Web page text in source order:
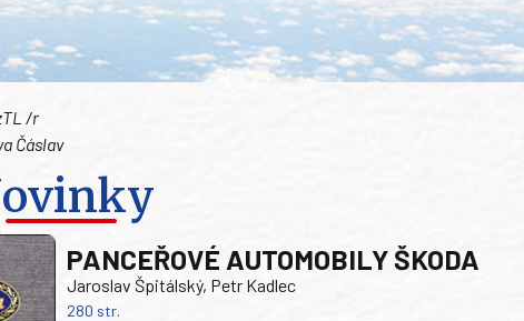
/r
Čáslav
PANCEŘOVÉ AUTOMOBILY ŠKODA
Jaroslav Špitálský, Petr Kadlec
280 str.